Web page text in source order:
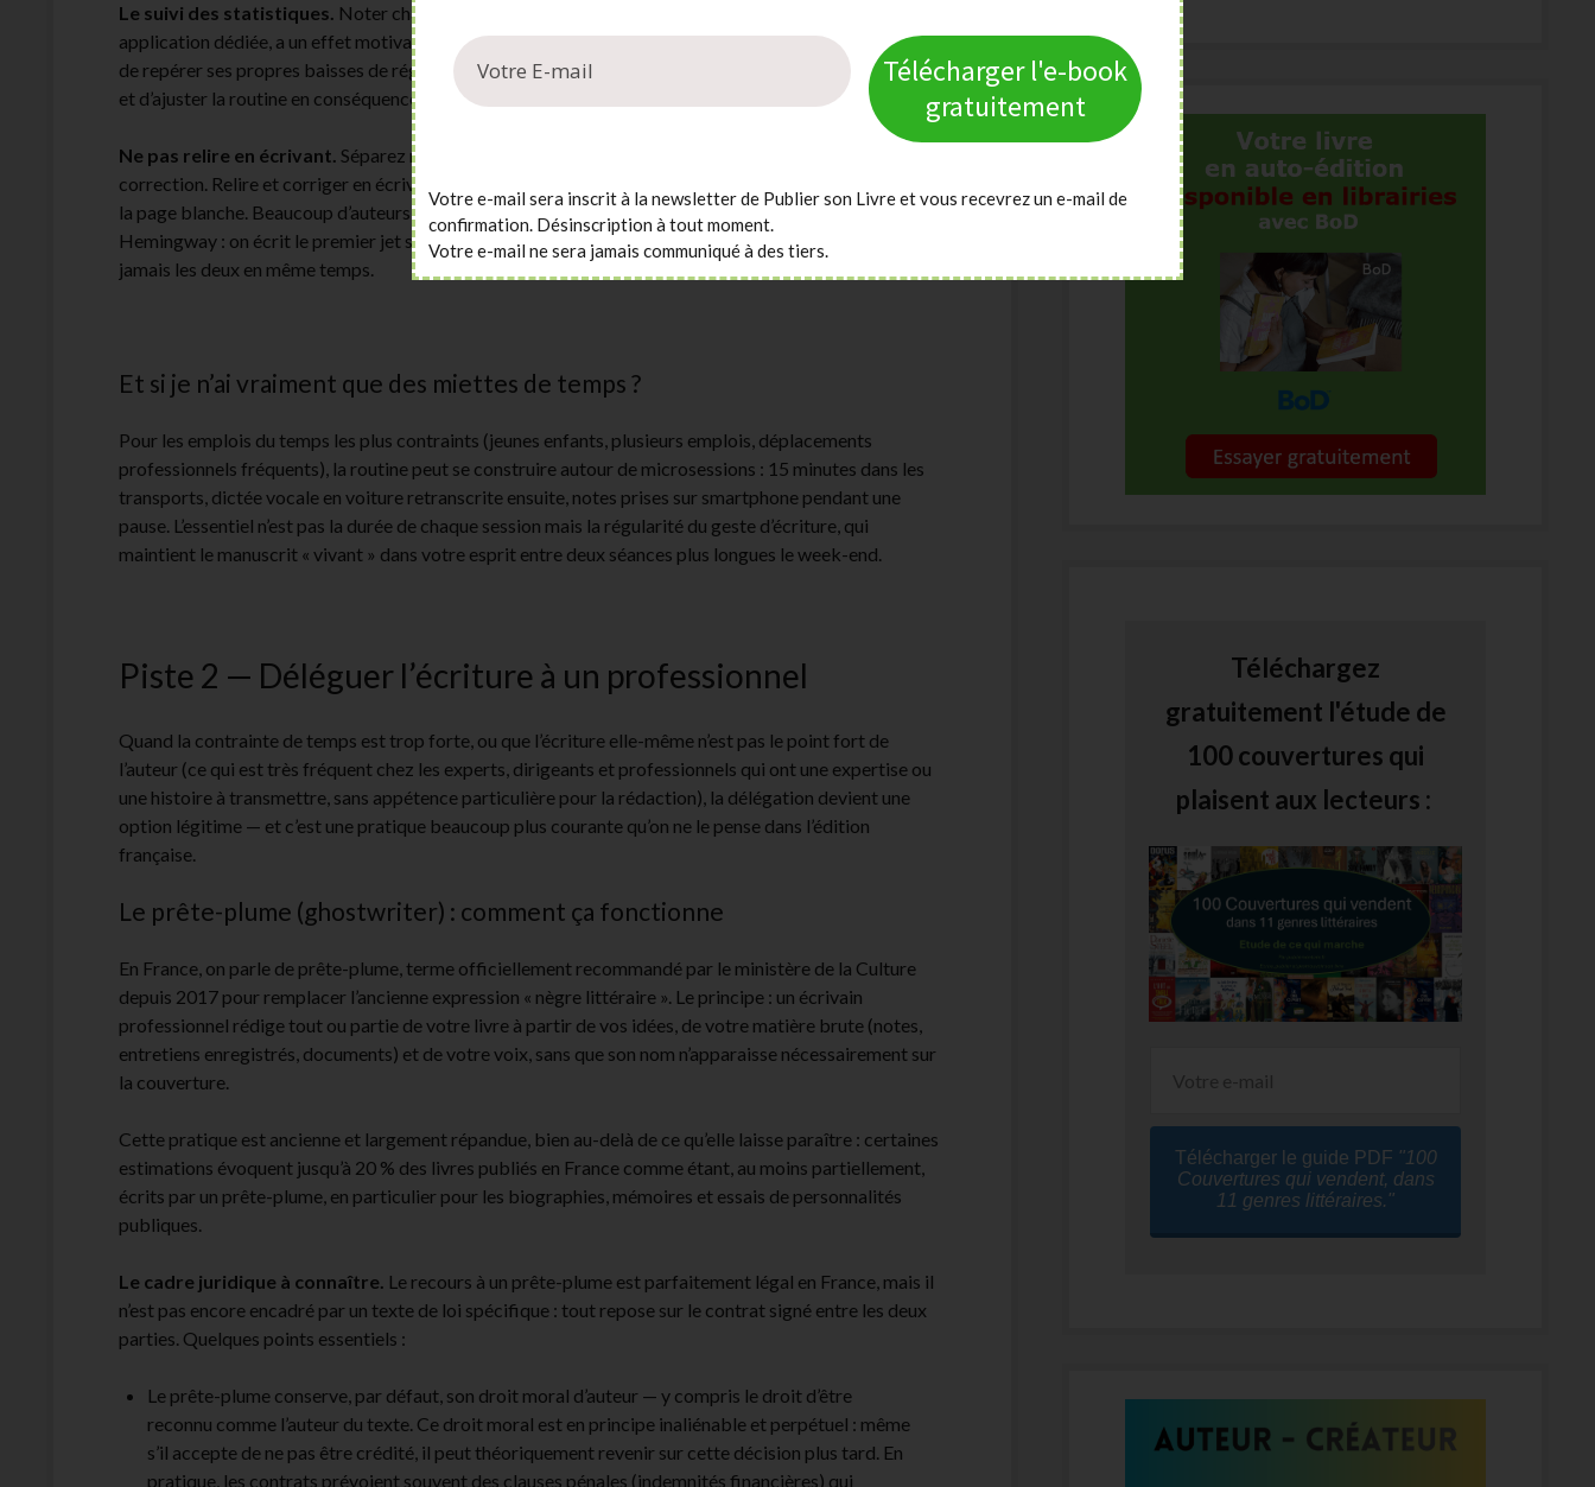
Le suivi des statistiques. Noter chaque jour le nombre de mots écrits, dans un tableur ou une
application dédiée, a un effet motivant disproportionné par rapport à sa simplicité. Cela permet aussi
de repérer ses propres baisses de régime (un jour de la semaine systématiquement faible, par exemple)
et d’ajuster la routine en conséquence plutôt que de culpabiliser.
Ne pas relire en écrivant. Séparez nettement la phase de production (le premier jet) de la phase de
correction. Relire et corriger en écrivant ralentit énormément la progression et nourrit le syndrome de
la page blanche. Beaucoup d’auteurs professionnels appliquent une variante du principe attribué à
Hemingway : on écrit le premier jet sans retenue, on corrige ensuite avec un regard critique, mais
jamais les deux en même temps.
Et si je n’ai vraiment que des miettes de temps ?
Pour les emplois du temps les plus contraints (jeunes enfants, plusieurs emplois, déplacements
professionnels fréquents), la routine peut se construire autour de microsessions : 15 minutes dans les
transports, dictée vocale en voiture retranscrite ensuite, notes prises sur smartphone pendant une
pause. L’essentiel n’est pas la durée de chaque session mais la régularité du geste d’écriture, qui
maintient le manuscrit « vivant » dans votre esprit entre deux séances plus longues le week-end.
Piste 2 — Déléguer l’écriture à un professionnel
Quand la contrainte de temps est trop forte, ou que l’écriture elle-même n’est pas le point fort de
l’auteur (ce qui est très fréquent chez les experts, dirigeants et professionnels qui ont une expertise ou
une histoire à transmettre, sans appétence particulière pour la rédaction), la délégation devient une
option légitime — et c’est une pratique beaucoup plus courante qu’on ne le pense dans l’édition
française.
Le prête-plume (ghostwriter) : comment ça fonctionne
En France, on parle de prête-plume, terme officiellement recommandé par le ministère de la Culture
depuis 2017 pour remplacer l’ancienne expression « nègre littéraire ». Le principe : un écrivain
professionnel rédige tout ou partie de votre livre à partir de vos idées, de votre matière brute (notes,
entretiens enregistrés, documents) et de votre voix, sans que son nom n’apparaisse nécessairement sur
la couverture.
Cette pratique est ancienne et largement répandue, bien au-delà de ce qu’elle laisse paraître : certaines
estimations évoquent jusqu’à 20 % des livres publiés en France comme étant, au moins partiellement,
écrits par un prête-plume, en particulier pour les biographies, mémoires et essais de personnalités
publiques.
Le cadre juridique à connaître. Le recours à un prête-plume est parfaitement légal en France, mais il
n’est pas encore encadré par un texte de loi spécifique : tout repose sur le contrat signé entre les deux
parties. Quelques points essentiels :
Le prête-plume conserve, par défaut, son droit moral d’auteur — y compris le droit d’être
reconnu comme l’auteur du texte. Ce droit moral est en principe inaliénable et perpétuel : même
s’il accepte de ne pas être crédité, il peut théoriquement revenir sur cette décision plus tard. En
pratique, les contrats prévoient souvent des clauses pénales (indemnités financières) qui
Téléchargez
gratuitement l'étude de
100 couvertures qui
plaisent aux lecteurs :
Télécharger le guide PDF "100
Couvertures qui vendent, dans
11 genres littéraires."
Télécharger l'e-book
gratuitement
Votre e-mail sera inscrit à la newsletter de Publier son Livre et vous recevrez un e-mail de
confirmation. Désinscription à tout moment.
Votre e-mail ne sera jamais communiqué à des tiers.